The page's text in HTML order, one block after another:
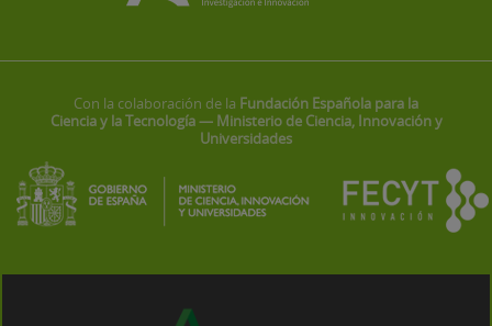
Con la colaboración de la Fundación Española para la
Ciencia y la Tecnología — Ministerio de Ciencia, Innovación y
Universidades